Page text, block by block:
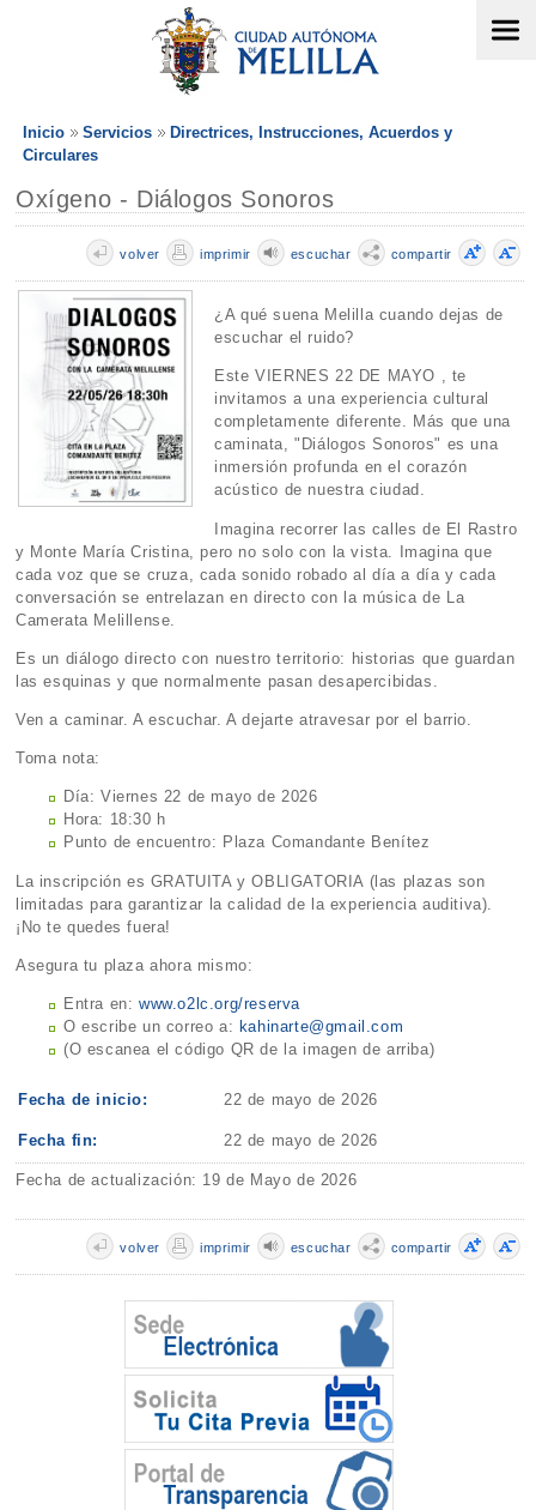
Inicio Servicios
Directrices, Instrucciones, Acuerdos y
Circulares
Oxígeno - Diálogos Sonoros
compartir
escuchar
imprimir
volver
¿A qué suena Melilla cuando dejas de
escuchar el ruido?
Este VIERNES 22 DE MAYO , te
invitamos a una experiencia cultural
completamente diferente. Más que una
caminata, "Diálogos Sonoros" es una
inmersión profunda en el corazón
acústico de nuestra ciudad.
Imagina recorrer las calles de El Rastro
y Monte María Cristina, pero no solo con la vista. Imagina que
cada voz que se cruza, cada sonido robado al día a día y cada
conversación se entrelazan en directo con la música de La
Camerata Melillense.
Es un diálogo directo con nuestro territorio: historias que guardan
las esquinas y que normalmente pasan desapercibidas.
Ven a caminar. A escuchar. A dejarte atravesar por el barrio.
Toma nota:
Día: Viernes 22 de mayo de 2026
Hora: 18:30 h
Punto de encuentro: Plaza Comandante Benítez
La inscripción es GRATUITA y OBLIGATORIA (las plazas son
limitadas para garantizar la calidad de la experiencia auditiva).
¡No te quedes fuera!
Asegura tu plaza ahora mismo:
Entra en:www.o2lc.org/reserva
O escribe un correo a: kahinarte@gmail.com
(O escanea el código QR de la imagen de arriba)
Fecha de inicio: 22 de mayo de 2026
Fecha fin: 22 de mayo de 2026
Fecha de actualización: 19 de Mayo de 2026
compartir
escuchar
imprimir
volver